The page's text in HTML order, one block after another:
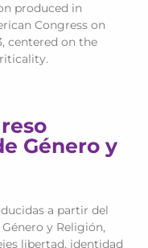
produced in
Congress on
centered on the
Género y
a partir del
y Religión,
libertad, identidad